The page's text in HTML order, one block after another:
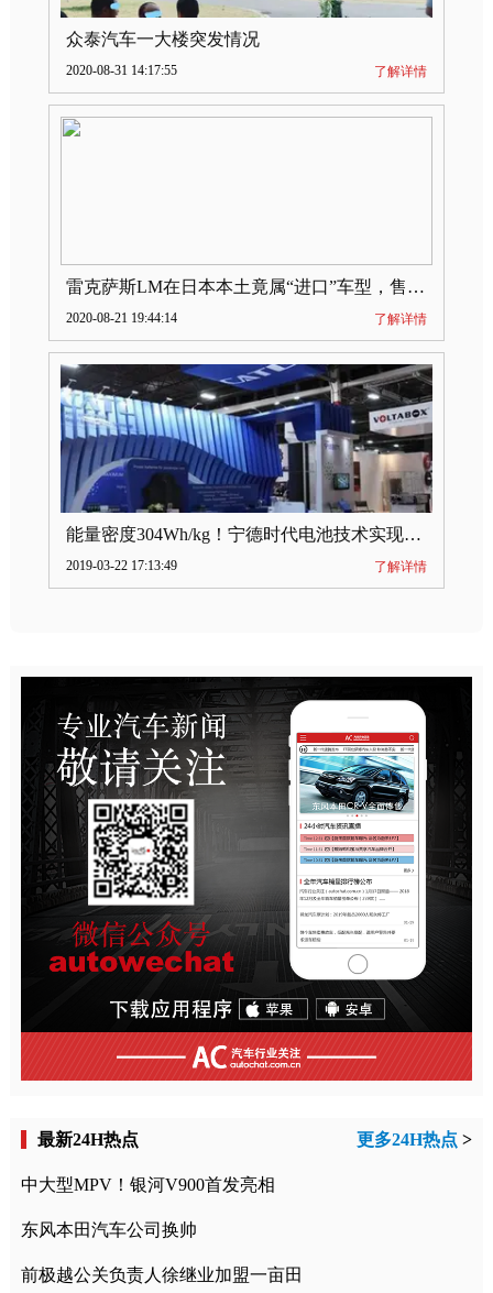
众泰汽车一大楼突发情况
2020-08-31 14:17:55 了解详情
雷克萨斯LM在日本本土竟属“进口”车型，售价2580万日元
2020-08-21 19:44:14 了解详情
能量密度304Wh/kg！宁德时代电池技术实现突破
2019-03-22 17:13:49 了解详情
最新24H热点 更多24H热点 >
中大型MPV！银河V900首发亮相
东风本田汽车公司换帅
前极越公关负责人徐继业加盟一亩田